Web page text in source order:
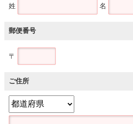
姓 名
郵便番号
〒
ご住所